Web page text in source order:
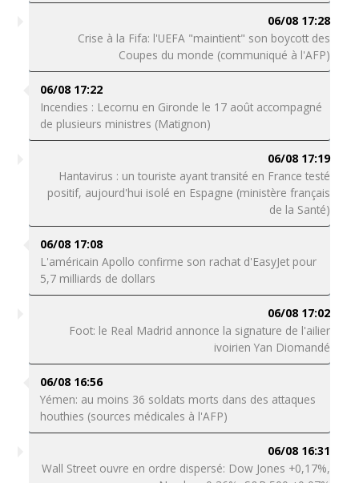
06/08 17:28
Crise à la Fifa: l'UEFA "maintient" son boycott des
Coupes du monde (communiqué à l'AFP)
06/08 17:22
Incendies : Lecornu en Gironde le 17 août accompagné
de plusieurs ministres (Matignon)
06/08 17:19
Hantavirus : un touriste ayant transité en France testé
positif, aujourd'hui isolé en Espagne (ministère français
de la Santé)
06/08 17:08
L'américain Apollo confirme son rachat d'EasyJet pour
5,7 milliards de dollars
06/08 17:02
Foot: le Real Madrid annonce la signature de l'ailier
ivoirien Yan Diomandé
06/08 16:56
Yémen: au moins 36 soldats morts dans des attaques
houthies (sources médicales à l'AFP)
06/08 16:31
Wall Street ouvre en ordre dispersé: Dow Jones +0,17%,